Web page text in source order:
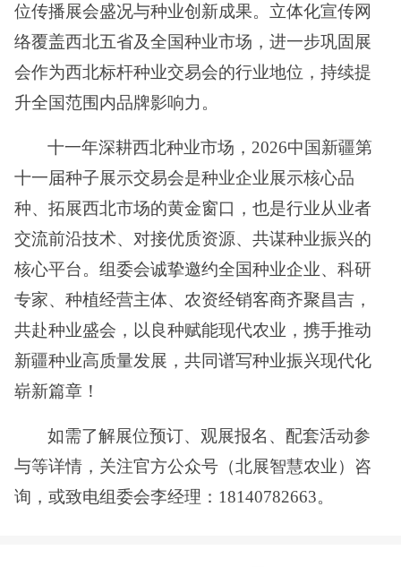
位传播展会盛况与种业创新成果。立体化宣传网
络覆盖西北五省及全国种业市场，进一步巩固展
会作为西北标杆种业交易会的行业地位，持续提
升全国范围内品牌影响力。
十一年深耕西北种业市场， 2026中国新疆第
十一届种子展示交易会是种业企业展示核心品
种、拓展西北市场的黄金窗口，也是行业从业者
交流前沿技术、对接优质资源、共谋种业振兴的
核心平台。组委会诚挚邀约全国种业企业、科研
专家、种植经营主体、农资经销客商齐聚昌吉，
共赴种业盛会，以良种赋能现代农业，携手推动
新疆种业高质量发展，共同谱写种业振兴现代化
崭新篇章！
如需了解展位预订、观展报名、配套活动参
与等详情， 关注官方公众号（北展智慧农业） 咨
询，或致电组委会李经理： 18140782663。